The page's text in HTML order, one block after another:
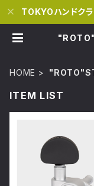
TOKYOハンドク
HOME
ITEM LIST